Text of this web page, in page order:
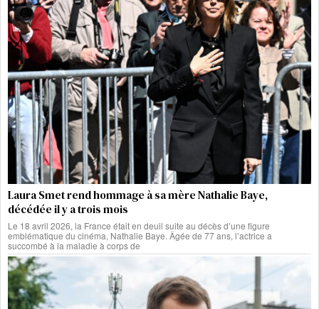
Laura Smet rend hommage à sa mère Nathalie Baye,
décédée il y a trois mois
Le 18 avril 2026, la France était en deuil suite au décès d’une figure
emblématique du cinéma, Nathalie Baye. Âgée de 77 ans, l’actrice a
succombé à la maladie à corps de